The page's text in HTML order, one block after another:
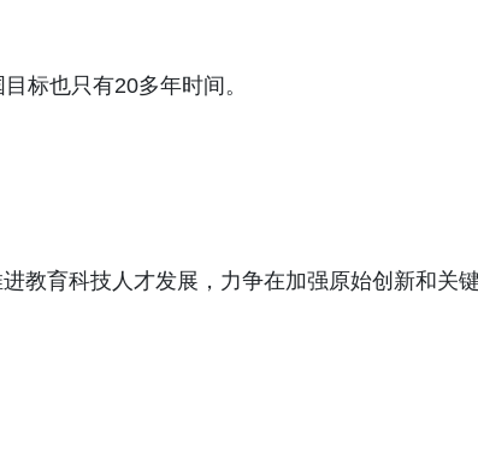
标也只有20多年时间。
教育科技人才发展，力争在加强原始创新和关